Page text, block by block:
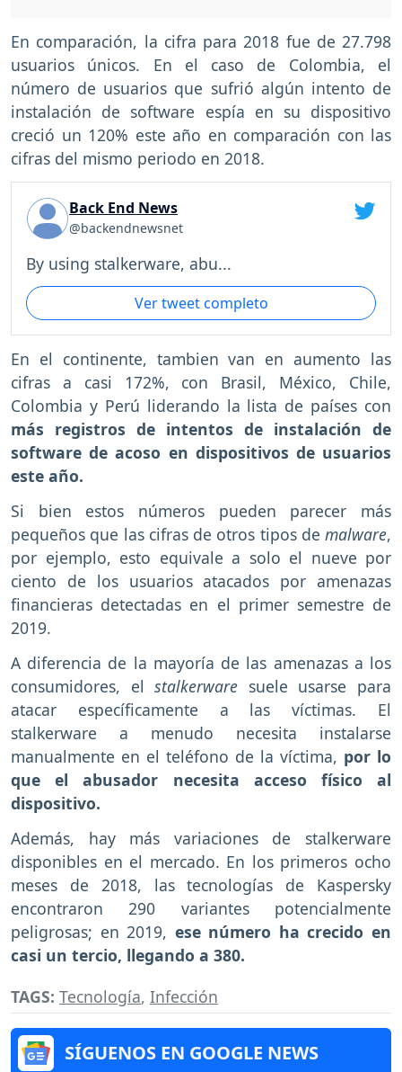
En comparación, la cifra para 2018 fue de 27.798
usuarios únicos. En el caso de Colombia, el
número de usuarios que sufrió algún intento de
instalación de software espía en su dispositivo
creció un 120% este año en comparación con las
cifras del mismo periodo en 2018.
Back End News
@backendnewsnet
By using stalkerware, abu...
Ver tweet completo
En el continente, tambien van en aumento las
cifras a casi 172%, con Brasil, México, Chile,
Colombia y Perú liderando la lista de países con
más registros de intentos de instalación de
software de acoso en dispositivos de usuarios
este año.
Si bien estos números pueden parecer más
pequeños que las cifras de otros tipos de malware,
por ejemplo, esto equivale a solo el nueve por
ciento de los usuarios atacados por amenazas
financieras detectadas en el primer semestre de
2019.
A diferencia de la mayoría de las amenazas a los
consumidores, elstalkerware suele usarse para
atacar específicamente a las víctimas. El
stalkerware a menudo necesita instalarse
manualmente en el teléfono de la víctima, por lo
que el abusador necesita acceso físico al
dispositivo.
Además, hay más variaciones de stalkerware
disponibles en el mercado. En los primeros ocho
meses de 2018, las tecnologías de Kaspersky
encontraron 290 variantes potencialmente
peligrosas; en 2019, ese número ha crecido en
casi un tercio, llegando a 380.
TAGS: Tecnología, Infección
SÍGUENOS EN GOOGLE NEWS